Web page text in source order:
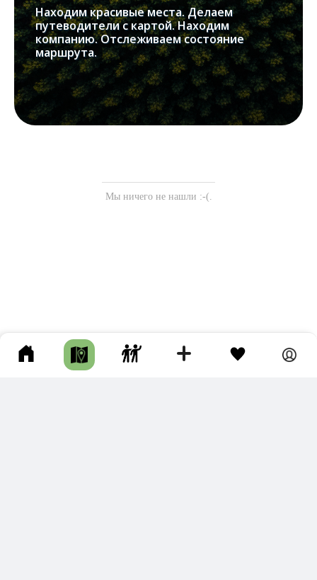
Находим красивые места. Делаем
путеводители с картой. Находим
компанию. Отслеживаем состояние
маршрута.
Мы ничего не нашли :-(.